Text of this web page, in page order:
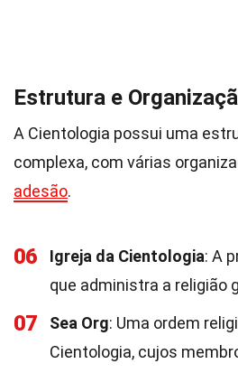
Estrutura e
A Cientologia possui uma
complexa, com várias
adesão.
06 Igreja da Cientologia: A
que administra a religião
07 Sea Org: Uma ordem
Cientologia, cujos